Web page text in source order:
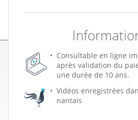
Consultable en ligne
après validation du
une durée de 10 ans.
Vidéos enregistrées
nantais